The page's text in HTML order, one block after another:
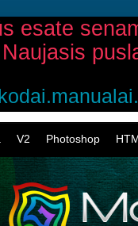
esate
Naujasis
V2 Photoshop